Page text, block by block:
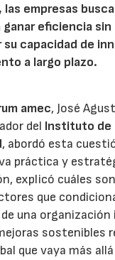
empresas
ganar eficiencia sin
capacidad de
a largo plazo.
amec, José
del Instituto de
, abordó esta
práctica y
explicó cuáles
que
una
sostenibles
que vaya más allá